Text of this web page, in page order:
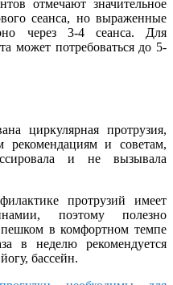
отмечают значительное
сеанса, но выраженные
через 3-4 сеанса. Для
может потребоваться до 5-
циркулярная протрузия,
рекомендациям и советам,
и не вызывала
протрузий имеет
поэтому полезно
пешком в комфортном темпе
в неделю рекомендуется
бассейн.